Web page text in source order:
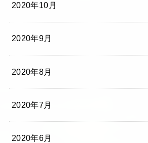
2020年10月
2020年9月
2020年8月
2020年7月
2020年6月